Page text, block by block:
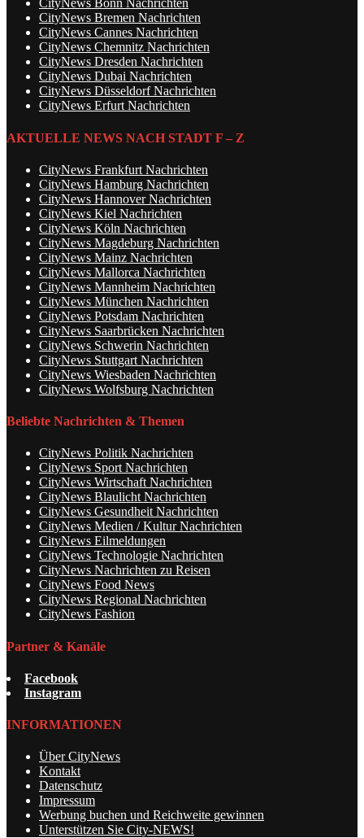
CityNews Bonn Nachrichten
CityNews Bremen Nachrichten
CityNews Cannes Nachrichten
CityNews Chemnitz Nachrichten
CityNews Dresden Nachrichten
CityNews Dubai Nachrichten
CityNews Düsseldorf Nachrichten
CityNews Erfurt Nachrichten
AKTUELLE NEWS NACH STADT F – Z
CityNews Frankfurt Nachrichten
CityNews Hamburg Nachrichten
CityNews Hannover Nachrichten
CityNews Kiel Nachrichten
CityNews Köln Nachrichten
CityNews Magdeburg Nachrichten
CityNews Mainz Nachrichten
CityNews Mallorca Nachrichten
CityNews Mannheim Nachrichten
CityNews München Nachrichten
CityNews Potsdam Nachrichten
CityNews Saarbrücken Nachrichten
CityNews Schwerin Nachrichten
CityNews Stuttgart Nachrichten
CityNews Wiesbaden Nachrichten
CityNews Wolfsburg Nachrichten
Beliebte Nachrichten & Themen
CityNews Politik Nachrichten
CityNews Sport Nachrichten
CityNews Wirtschaft Nachrichten
CityNews Blaulicht Nachrichten
CityNews Gesundheit Nachrichten
CityNews Medien / Kultur Nachrichten
CityNews Eilmeldungen
CityNews Technologie Nachrichten
CityNews Nachrichten zu Reisen
CityNews Food News
CityNews Regional Nachrichten
CityNews Fashion
Partner & Kanäle
Facebook
Instagram
INFORMATIONEN
Über CityNews
Kontakt
Datenschutz
Impressum
Werbung buchen und Reichweite gewinnen
Unterstützen Sie City-NEWS!